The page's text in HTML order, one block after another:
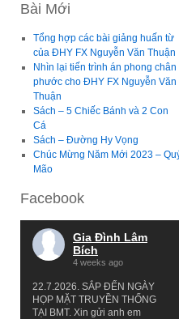
Bài Mới
Tổng hợp các bài giảng huấn từ
của ĐHY FX Nguyễn Văn Thuận
Nhìn lại tiến trình án phong chân
phước cho ĐHY FX Nguyễn Văn
Thuận
Sách – 5 Chiếc Bánh và 2 Con
Cá
Sách – Đường Hy Vọng
Chúc Mừng Năm Mới 2023 –
Mão
Facebook
Gia Đình Lâm
Bích
4 weeks ago
22.7.2026. SẮP ĐẾN NGÀY
HỌP MẶT TRUYỀN THỐNG
TẠI BMT. Xin gửi anh em